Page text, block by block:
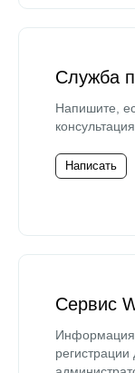
Служба
Напишите,
Написать
Сервис
Информация